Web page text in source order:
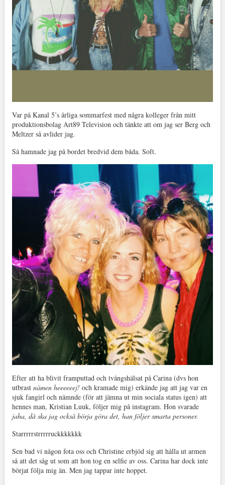
Var på Kanal 5’s årliga sommarfest med några kolleger från mitt
produktionsbolag Art89 Television och tänkte att om jag ser Berg och
Meltzer så avlider jag.
Så hamnade jag på bordet bredvid dem båda. Soft.
Efter att ha blivit framputtad och tvångshälsat på Carina (dvs hon
utbrast nämen heeeeeej!och kramade mig) erkände jag att jag var en
sjuk fangirl och nämnde (för att jämna ut min sociala status igen) att
hennes man, Kristian Luuk, följer mig på instagram. Hon svarade
jaha, då ska jag också börja göra det, han följer smarta personer.
Starrrrrstrrrrruckkkkkkk
Sen bad vi någon fota oss och Christine erbjöd sig att hålla ut armen
så att det såg ut som att hon tog en selfie av oss. Carina har dock inte
börjat följa mig än. Men jag tappar inte hoppet.